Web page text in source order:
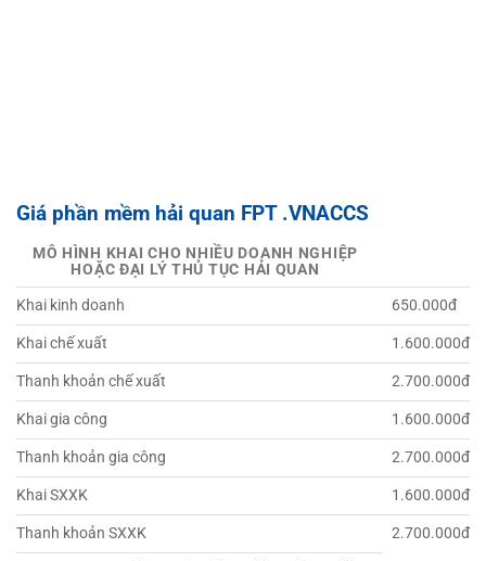
Giá phần mềm hải quan FPT .VNACCS
MÔ HÌNH KHAI CHO NHIỀU DOANH NGHIỆP
HOẶC ĐẠI LÝ THỦ TỤC HẢI QUAN
Khai kinh doanh
650.000đ
Khai chế xuất 1.600.000đ
Thanh khoản chế xuất 2.700.000đ
Khai gia công 1.600.000đ
Thanh khoản gia công 2.700.000đ
Khai SXXK 1.600.000đ
Thanh khoản SXXK 2.700.000đ